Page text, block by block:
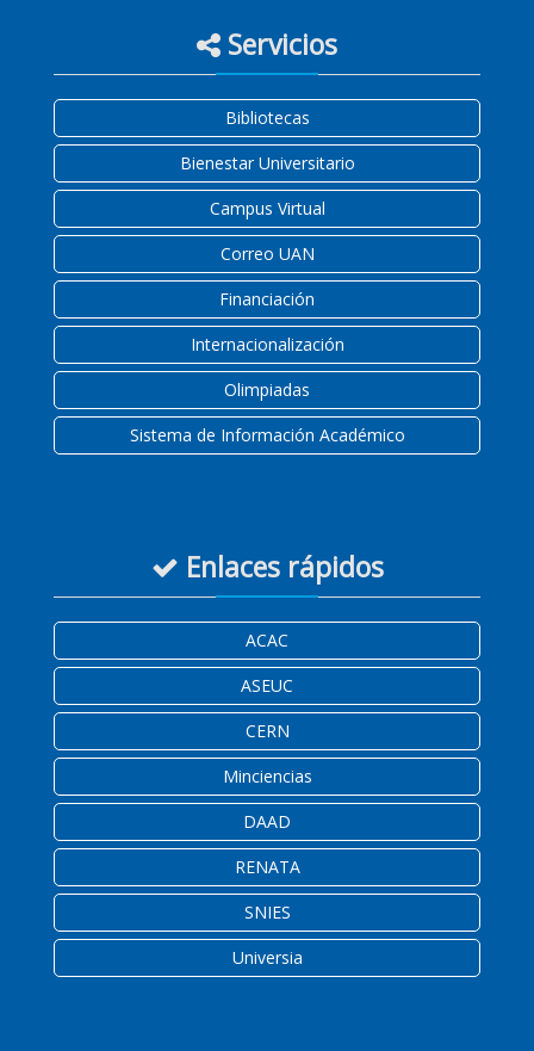
Servicios
Bibliotecas
Bienestar Universitario
Campus Virtual
Correo UAN
Financiación
Internacionalización
Olimpiadas
Sistema de Información Académico
Enlaces rápidos
ACAC
ASEUC
CERN
Minciencias
DAAD
RENATA
SNIES
Universia